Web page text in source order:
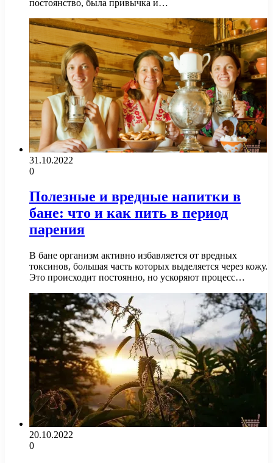
постоянство, была привычка и…
31.10.2022
0
Полезные и вредные напитки в
бане: что и как пить в период
парения
В бане организм активно избавляется от вредных
токсинов, большая часть которых выделяется через кожу.
Это происходит постоянно, но ускоряют процесс…
20.10.2022
0